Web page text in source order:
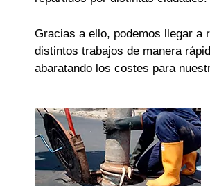
Gracias a ello, podemos llegar a
distintos trabajos de manera
abaratando los costes para